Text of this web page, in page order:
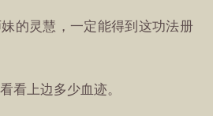
的灵慧，一定能得到这功法册
看上边多少血迹。